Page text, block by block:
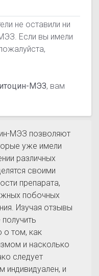
не оставили ни
Если вы имели
МЭЗ, вам
МЭЗ позволяют
уже имели
различных
своими
препарата,
побочных
Изучая отзывы
о том, как
и насколько
следует
индивидуален, и